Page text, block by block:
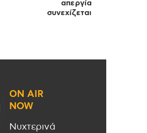
απεργία
συνεχίζεται
ON AIR
NOW
Νυχτερινά